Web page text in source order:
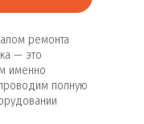
ремонта
— это
именно
полную